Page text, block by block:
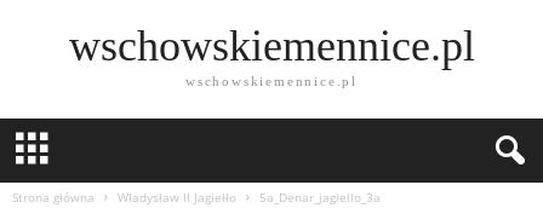
wschowskiemennice.pl
wschowskiemennice.pl
Strona główna Władysław II Jagiełło 5a_Denar_jagiello_3a